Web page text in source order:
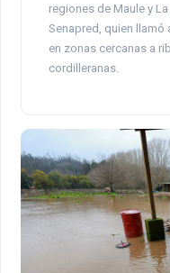
regiones de Maule y
Senapred, quien llamó
en zonas cercanas a
cordilleranas.